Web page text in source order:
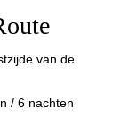
van de
/ 6 nachten